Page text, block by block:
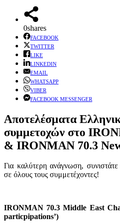
0shares
FACEBOOK
TWITTER
LIKE
LINKEDIN
EMAIL
WHATSAPP
VIBER
FACEBOOK MESSENGER
Αποτελέσματα
συμμετοχών στο
& IRONMAN 70.3
Για καλύτερη ανάγνωση,
σε όλους τους συμμετέχοντες!
IRONMAN 70.3 Middle East
particpipations’)